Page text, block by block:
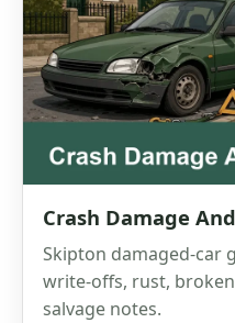
Crash Damage
Skipton damaged-car
write-offs, rust,
salvage notes.